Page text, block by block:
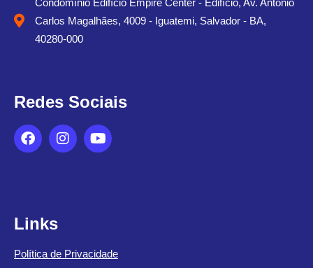
Condomínio Edifício Empire Center - Edifício, Av. Antônio
Carlos Magalhães, 4009 - Iguatemi, Salvador - BA,
40280-000
Redes Sociais
Links
Política de Privacidade